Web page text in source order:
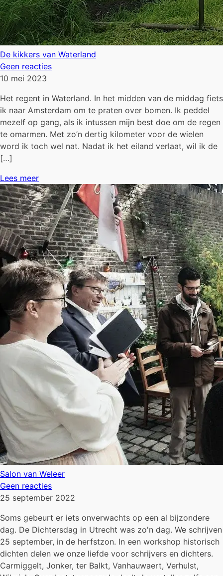
De kikkers van Waterland
Geen reacties
10 mei 2023
Het regent in Waterland. In het midden van de middag fiets
ik naar Amsterdam om te praten over bomen. Ik peddel
mezelf op gang, als ik intussen mijn best doe om de regen
te omarmen. Met zo’n dertig kilometer voor de wielen
word ik toch wel nat. Nadat ik het eiland verlaat, wil ik de
[…]
Lees meer
Salon van Weleer
Geen reacties
25 september 2022
Soms gebeurt er iets onverwachts op een al bijzondere
dag. De Dichtersdag in Utrecht was zo'n dag. We schrijven
25 september, in de herfstzon. In een workshop historisch
dichten delen we onze liefde voor schrijvers en dichters.
Carmiggelt, Jonker, ter Balkt, Vanhauwaert, Verhulst,